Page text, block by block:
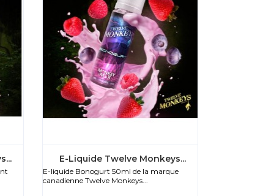
E-Liquide Twelve Monkeys...
E-liquide Bonogurt 50ml de la marque
canadienne Twelve Monkeys...